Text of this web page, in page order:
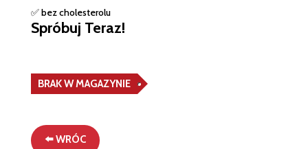
✅ bez cholesterolu
Spróbuj Teraz!
BRAK W MAGAZYNIE
⬅️ WRÓC